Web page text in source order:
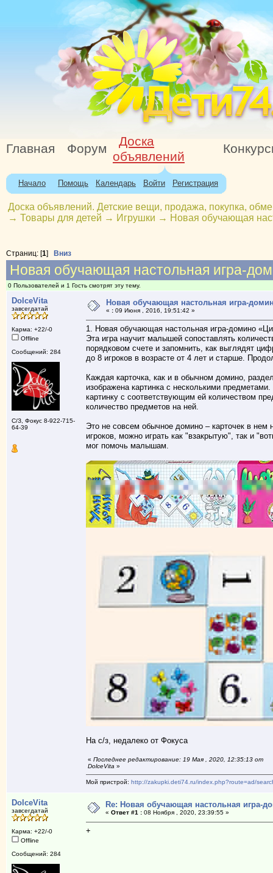
Главная Форум
Доска
объявлений
Начало Помощь Календарь Войти Регистрация
Доска объявлений. Детские вещи, продажа, покупка,
→ Товары для детей → Игрушки → Новая обучающая
Страниц: [1] Вниз
Новая обучающая настольная игра-
0 Пользователей и 1 Гость смотрят эту тему.
DolceVita
завсегдатай
Карма: +22/-0
Offline
Сообщений: 284
С/З, Фокус 8-922-715-
64-39
Новая обучающая настольная игра-
« :09 Июня , 2016, 19:51:42 »
1. Новая обучающая настольная игра-домино
Эта игра научит малышей сопоставлять
порядковом счете и запомнить, как выглядят
до 8 игроков в возрасте от 4 лет и старше.
Каждая карточка, как и в обычном домино,
изображена картинка с несколькими
картинку с соответствующим ей количеством
количество предметов на ней.
Это не совсем обычное домино – карточек в нем
игроков, можно играть как "взакрытую", так и
мог помочь малышам.
На с/з, недалеко от Фокуса
« Последнее редактирование: 19 Мая , 2020, 12:35:13 от
DolceVita »
Мой пристрой: http://zakupki.deti74.ru/index.php?route=ad/
DolceVita
завсегдатай
Карма: +22/-0
Offline
Сообщений: 284
Re: Новая обучающая настольная игра-
« Ответ #1 :08 Ноября , 2020, 23:39:55 »
+